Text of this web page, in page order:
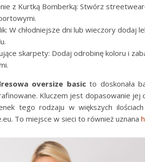
z Kurtką Bomberką: Stwórz
W chłodniejsze dni lub wieczory dodaj
skarpety: Dodaj odrobinę koloru i
oversize basicto doskonała
Kluczem jest dopasowanie jej
tego rodzaju w większych
To miejsce w sieci to również uznana